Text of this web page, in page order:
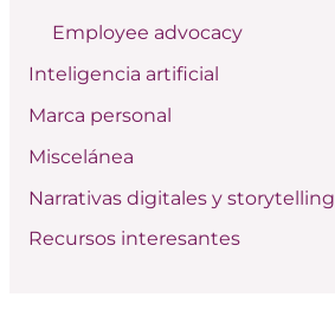
:
Employee advocacy
Inteligencia artificial
Marca personal
Miscelánea
Narrativas digitales y storytelling
Recursos interesantes